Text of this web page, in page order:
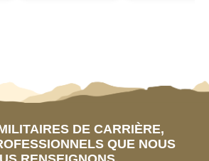
DE CARRIÈRE,
QUE NOUS